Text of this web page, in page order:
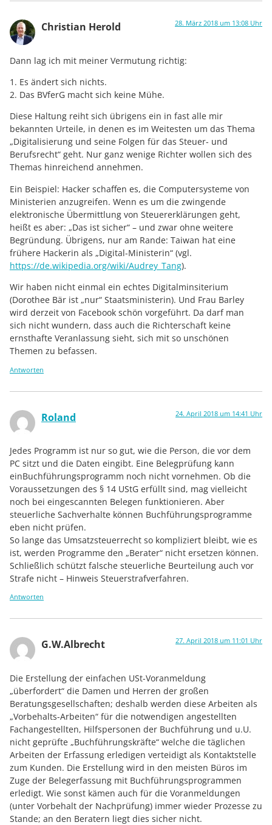
Christian Herold 28. März 2018 um 13:08 Uhr
Dann lag ich mit meiner Vermutung richtig:
1. Es ändert sich nichts.
2. Das BVferG macht sich keine Mühe.
Diese Haltung reiht sich übrigens ein in fast alle mir
bekannten Urteile, in denen es im Weitesten um das Thema
„Digitalisierung und seine Folgen für das Steuer- und
Berufsrecht“ geht. Nur ganz wenige Richter wollen sich des
Themas hinreichend annehmen.
Ein Beispiel: Hacker schaffen es, die Computersysteme von
Ministerien anzugreifen. Wenn es um die zwingende
elektronische Übermittlung von Steuererklärungen geht,
heißt es aber: „Das ist sicher“ – und zwar ohne weitere
Begründung. Übrigens, nur am Rande: Taiwan hat eine
frühere Hackerin als „Digital-Ministerin“ (vgl.
https://de.wikipedia.org/wiki/Audrey_Tang).
Wir haben nicht einmal ein echtes Digitalminsiterium
(Dorothee Bär ist „nur“ Staatsministerin). Und Frau Barley
wird derzeit von Facebook schön vorgeführt. Da darf man
sich nicht wundern, dass auch die Richterschaft keine
ernsthafte Veranlassung sieht, sich mit so unschönen
Themen zu befassen.
Antworten
Roland 24. April 2018 um 14:41 Uhr
Jedes Programm ist nur so gut, wie die Person, die vor dem
PC sitzt und die Daten eingibt. Eine Belegprüfung kann
einBuchführungsprogramm noch nicht vornehmen. Ob die
Voraussetzungen des § 14 UStG erfüllt sind, mag vielleicht
noch bei eingescannten Belegen funktionieren. Aber
steuerliche Sachverhalte können Buchführungsprogramme
eben nicht prüfen.
So lange das Umsatzsteuerrecht so kompliziert bleibt, wie es
ist, werden Programme den „Berater“ nicht ersetzen können.
Schließlich schützt falsche steuerliche Beurteilung auch vor
Strafe nicht – Hinweis Steuerstrafverfahren.
Antworten
G.W.Albrecht 27. April 2018 um 11:01 Uhr
Die Erstellung der einfachen USt-Voranmeldung
„überfordert“ die Damen und Herren der großen
Beratungsgesellschaften; deshalb werden diese Arbeiten als
„Vorbehalts-Arbeiten“ für die notwendigen angestellten
Fachangestellten, Hilfspersonen der Buchführung und u.U.
nicht geprüfte „Buchführungskräfte“ welche die täglichen
Arbeiten der Erfassung erledigen verteidigt als Kontaktstelle
zum Kunden. Die Erstellung wird in den meisten Büros im
Zuge der Belegerfassung mit Buchführungsprogrammen
erledigt. Wie sonst kämen auch für die Voranmeldungen
(unter Vorbehalt der Nachprüfung) immer wieder Prozesse zu
Stande; an den Beratern liegt dies sicher nicht.